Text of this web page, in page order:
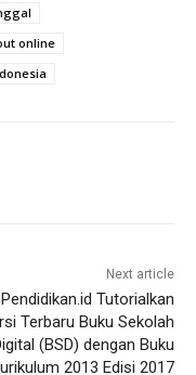
online
Next article
Pendidikan.id Tutorialkan
Terbaru Buku Sekolah
(BSD) dengan Buku
2013 Edisi 2017